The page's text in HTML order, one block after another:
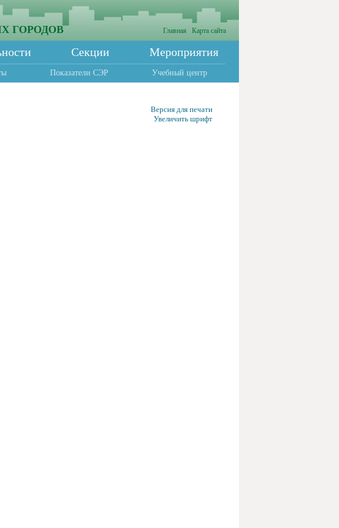
ГОРОДОВ Главная Карта сайта
Секции Мероприятия
Показатели СЭР Учебный центр
Версия для печати
Увеличить шрифт